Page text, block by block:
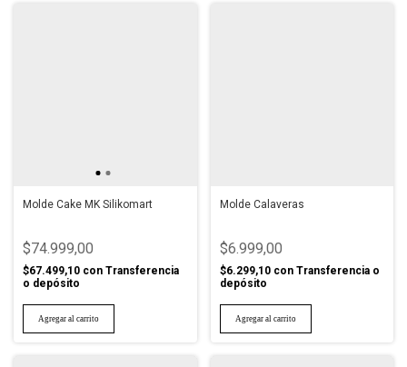
Molde Cake MK Silikomart
$74.999,00
$67.499,10 con Transferencia
o depósito
Molde Calaveras
$6.999,00
$6.299,10 con Transferencia o
depósito